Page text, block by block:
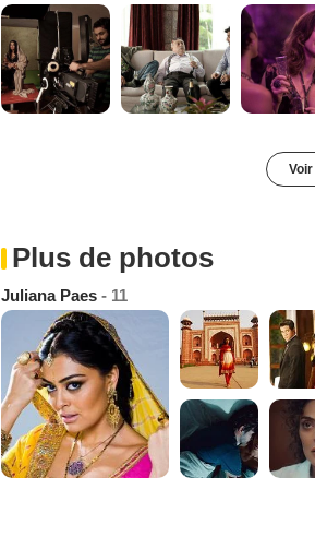
Plus de photos
Juliana Paes - 11